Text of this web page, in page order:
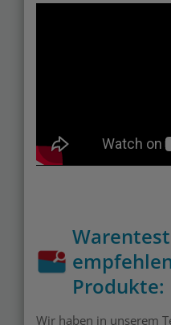
Produkte:
Wir haben in unserem